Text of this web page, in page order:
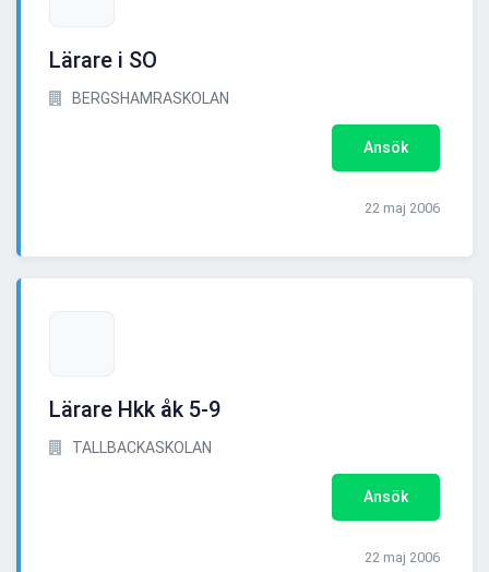
Lärare i SO
BERGSHAMRASKOLAN
Ansök
22 maj 2006
Lärare Hkk åk 5-9
TALLBACKASKOLAN
Ansök
22 maj 2006